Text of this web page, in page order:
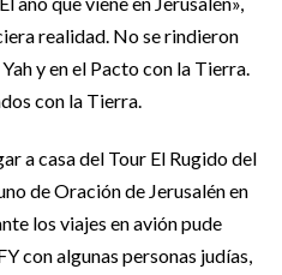
realidad. No se rindieron
y en el Pacto con la Tierra.
con la Tierra.
a casa del Tour El Rugido del
de Oración de Jerusalén en
los viajes en avión pude
con algunas personas judías,